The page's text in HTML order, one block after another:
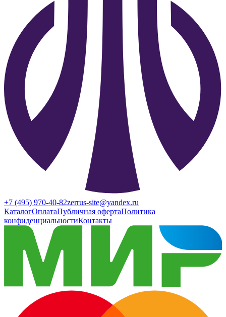
+7 (495) 970-40-82zerrus-site@yandex.ru
КаталогОплатаПубличная офертаПолитика
конфиденциальностиКонтакты